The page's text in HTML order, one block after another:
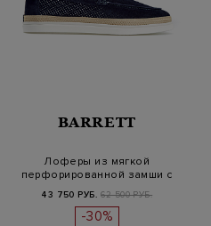
BARRETT
Лоферы из мягкой
перфорированной замши с
джутовым рант…
43 750 РУБ. 62 500 РУБ.
-30%